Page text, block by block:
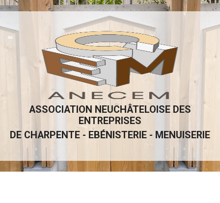
ASSOCIATION NEUCHÂTELOISE DES
ENTREPRISES
DE CHARPENTE - EBÉNISTERIE - MENUISERIE